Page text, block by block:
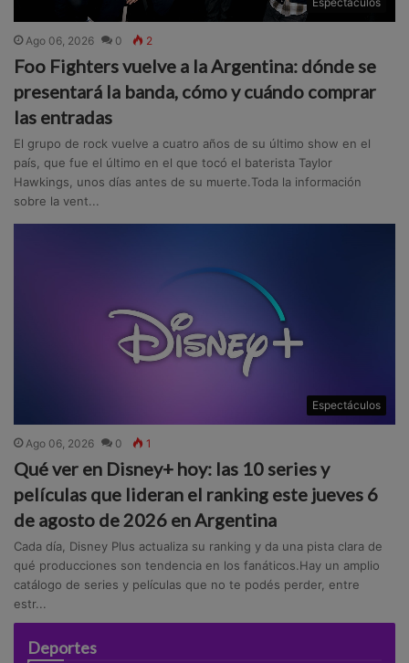
Ago 06, 2026 0 2
Foo Fighters vuelve a la Argentina: dónde se
presentará la banda, cómo y cuándo comprar
las entradas
El grupo de rock vuelve a cuatro años de su último show en el
país, que fue el último en el que tocó el baterista Taylor
Hawkings, unos días antes de su muerte.Toda la información
sobre la vent...
Espectáculos
Ago 06, 2026 0 1
Qué ver en Disney+ hoy: las 10 series y
películas que lideran el ranking este jueves 6
de agosto de 2026 en Argentina
Cada día, Disney Plus actualiza su ranking y da una pista clara de
qué producciones son tendencia en los fanáticos.Hay un amplio
catálogo de series y películas que no te podés perder, entre
estr...
Deportes